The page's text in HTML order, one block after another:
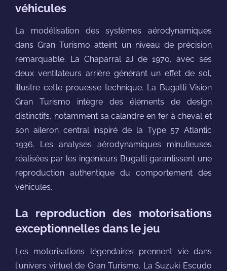
véhicules
La modélisation des systèmes aérodynamiques
dans Gran Turismo atteint un niveau de précision
remarquable. La Chaparral 2J de 1970, avec ses
deux ventilateurs arrière générant un effet de sol,
illustre cette prouesse technique. La Bugatti Vision
Gran Turismo intègre des éléments de design
distinctifs, notamment sa calandre en fer à cheval et
son aileron central inspiré de la Type 57 Atlantic
1936. Les analyses aérodynamiques minutieuses
réalisées par les ingénieurs Bugatti garantissent une
reproduction authentique du comportement des
véhicules.
La reproduction des motorisations
exceptionnelles dans le jeu
Les motorisations légendaires prennent vie dans
l'univers virtuel de Gran Turismo. La Suzuki Escudo